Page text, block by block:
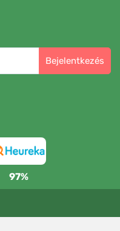
Bejelentkezés
97%